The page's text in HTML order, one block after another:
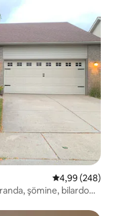
arasında
5 üzerinden
4,99 (248)
şömine, bilardo